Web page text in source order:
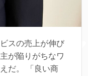
スの売上が伸び
が陥りがちなワ
だ。 「良い商